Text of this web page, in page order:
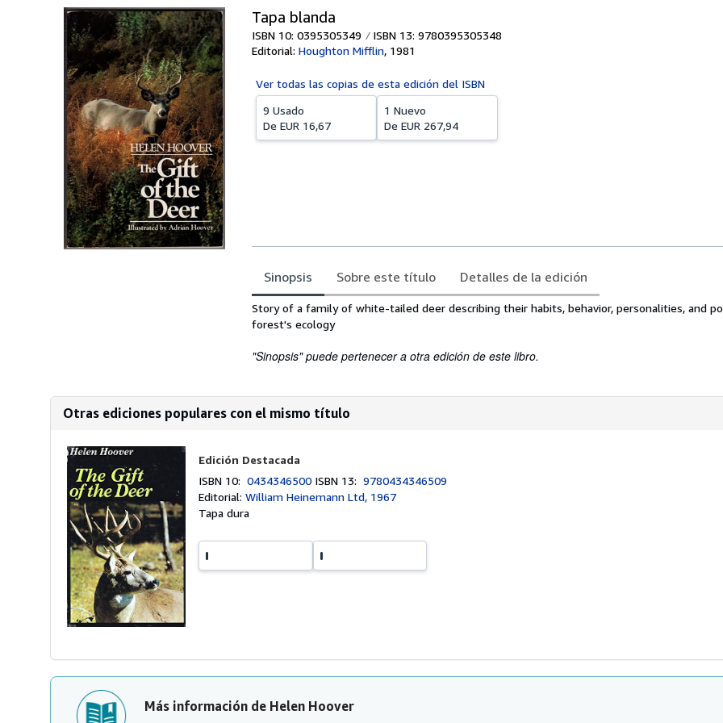
Tapa blanda
ISBN 10: 0395305349
ISBN 13: 9780395305348
Editorial: Houghton Mifflin, 1981
Ver todas las copias de esta edición del ISBN
9 Usado
De EUR 16,67
1 Nuevo
De EUR 267,94
Sinopsis Sobre este título Detalles de la edición
Sinopsis
Story of a family of white-tailed deer describing their habits, behavior, personalities, and
forest's ecology
"Sinopsis" puede pertenecer a otra edición de este libro.
Otras ediciones populares con el mismo título
Edición Destacada
ISBN 10:0434346500 ISBN 13:9780434346509
Editorial:William Heinemann Ltd, 1967
Tapa dura
Más información de Helen Hoover